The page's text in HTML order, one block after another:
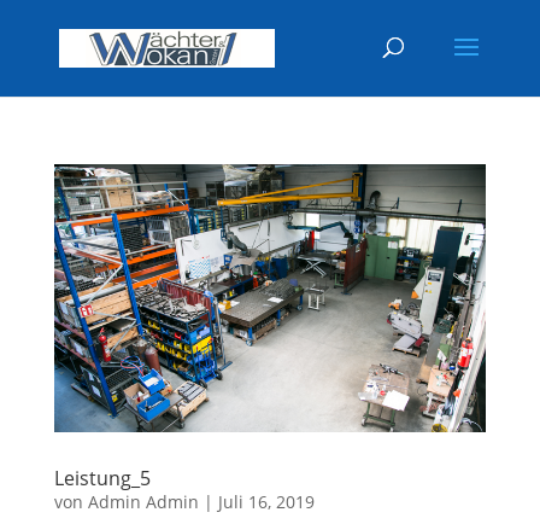
Leistung_5
von Admin Admin | Juli 16, 2019